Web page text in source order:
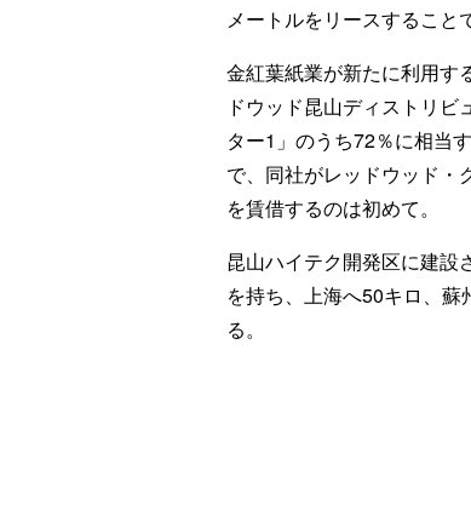
メートルをリースすること
金紅葉紙業が新たに利用す
ドウッド昆山ディストリビ
ター1」のうち72％に相当
で、同社がレッドウッド・
を賃借するのは初めて。
昆山ハイテク開発区に建設
を持ち、上海へ50キロ、
る。